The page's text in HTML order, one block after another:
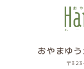
おやまゆ
〒